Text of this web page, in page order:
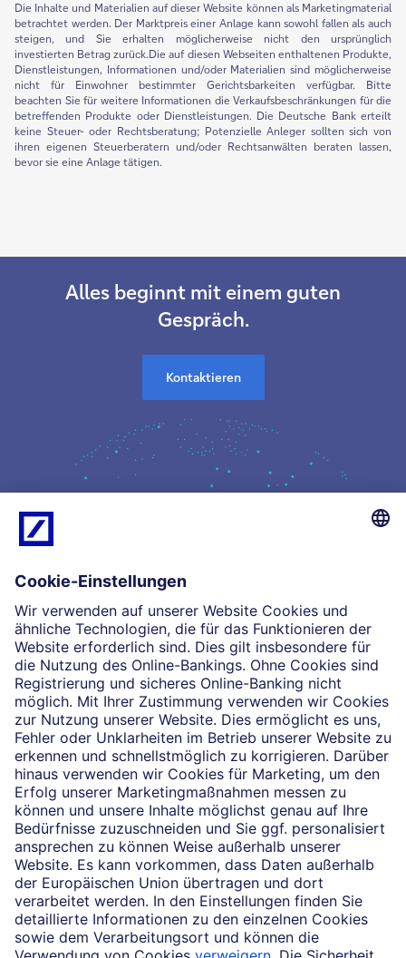
Die Inhalte und Materialien auf dieser Website können als Marketingmaterial
betrachtet werden. Der Marktpreis einer Anlage kann sowohl fallen als auch
steigen, und Sie erhalten möglicherweise nicht den ursprünglich
investierten Betrag zurück.Die auf diesen Webseiten enthaltenen Produkte,
Dienstleistungen, Informationen und/oder Materialien sind möglicherweise
nicht für Einwohner bestimmter Gerichtsbarkeiten verfügbar. Bitte
beachten Sie für weitere Informationen die Verkaufsbeschränkungen für die
betreffenden Produkte oder Dienstleistungen. Die Deutsche Bank erteilt
keine Steuer- oder Rechtsberatung; Potenzielle Anleger sollten sich von
ihren eigenen Steuerberatern und/oder Rechtsanwälten beraten lassen,
bevor sie eine Anlage tätigen.
Alles beginnt mit einem guten
Gespräch.
Kontaktieren
Kompetenz
Einblicke
Unsere Partnerschaften
News
Impressum
Rechtliche Hinweise
Datenschutz